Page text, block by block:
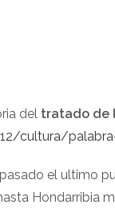
del tratado de
cultura/
el ultimo